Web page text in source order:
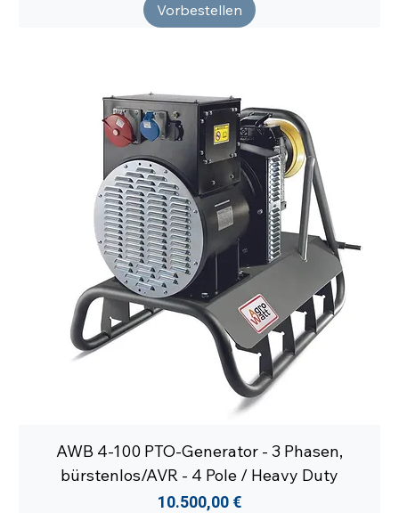
Vorbestellen
AWB 4-100 PTO-Generator - 3 Phasen,
bürstenlos/AVR - 4 Pole / Heavy Duty
Preis
10.500,00 €